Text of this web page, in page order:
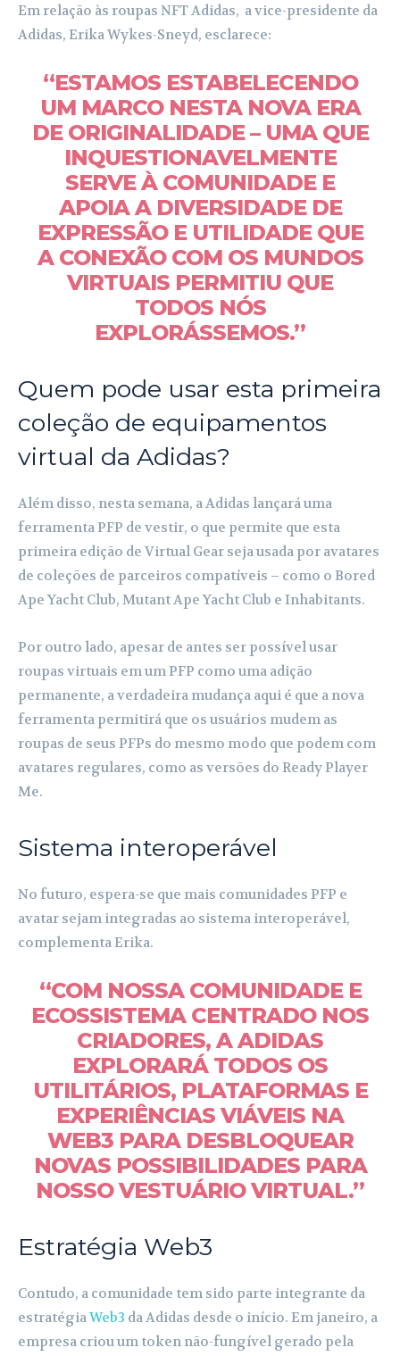
Em relação às roupas NFT Adidas, a vice-presidente da
Adidas, Erika Wykes-Sneyd, esclarece:
“ESTAMOS ESTABELECENDO
UM MARCO NESTA NOVA ERA
DE ORIGINALIDADE – UMA QUE
INQUESTIONAVELMENTE
SERVE À COMUNIDADE E
APOIA A DIVERSIDADE DE
EXPRESSÃO E UTILIDADE QUE
A CONEXÃO COM OS MUNDOS
VIRTUAIS PERMITIU QUE
TODOS NÓS
EXPLORÁSSEMOS.”
Quem pode usar esta primeira
coleção de equipamentos
virtual da Adidas?
Além disso, nesta semana, a Adidas lançará uma
ferramenta PFP de vestir, o que permite que esta
primeira edição de Virtual Gear seja usada por avatares
de coleções de parceiros compatíveis – como o Bored
Ape Yacht Club, Mutant Ape Yacht Club e Inhabitants.
Por outro lado, apesar de antes ser possível usar
roupas virtuais em um PFP como uma adição
permanente, a verdadeira mudança aqui é que a nova
ferramenta permitirá que os usuários mudem as
roupas de seus PFPs do mesmo modo que podem com
avatares regulares, como as versões do Ready Player
Me.
Sistema interoperável
No futuro, espera-se que mais comunidades PFP e
avatar sejam integradas ao sistema interoperável,
complementa Erika.
“COM NOSSA COMUNIDADE E
ECOSSISTEMA CENTRADO NOS
CRIADORES, A ADIDAS
EXPLORARÁ TODOS OS
UTILITÁRIOS, PLATAFORMAS E
EXPERIÊNCIAS VIÁVEIS ​​NA
WEB3 PARA DESBLOQUEAR
NOVAS POSSIBILIDADES PARA
NOSSO VESTUÁRIO VIRTUAL.”
Estratégia Web3
Contudo, a comunidade tem sido parte integrante da
estratégiaWeb3 da Adidas desde o início. Em janeiro, a
empresa criou um token não-fungível gerado pela